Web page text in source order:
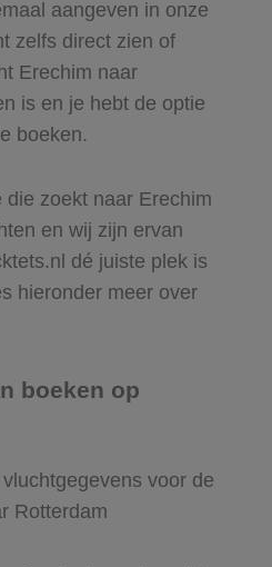
aangeven in onze
zelfs direct zien of
Erechim naar
is en je hebt de optie
boeken.
zoekt naar Erechim
en wij zijn ervan
dé juiste plek is
hieronder meer over
boeken op
voor de
Rotterdam